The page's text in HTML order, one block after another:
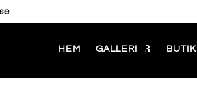
HEM GALLERI BUTIK